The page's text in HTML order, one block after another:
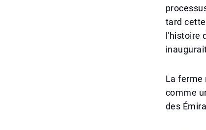
tard
l'histoire
La ferme
comme
des